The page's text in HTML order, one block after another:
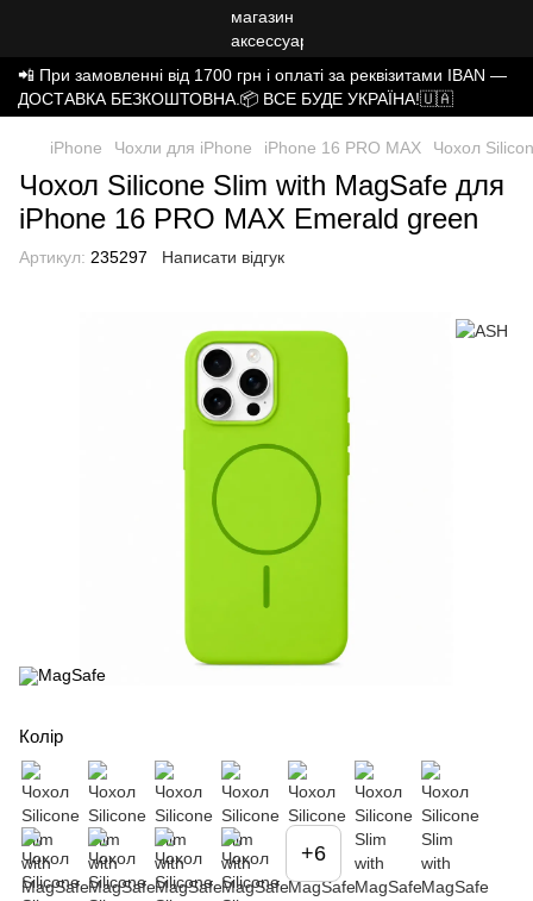
📲 При замовленні від 1700 грн і оплаті за реквізитами IBAN —
ДОСТАВКА БЕЗКОШТОВНА.📦 ВСЕ БУДЕ УКРАЇНА!🇺🇦
iPhone Чохли для iPhone iPhone 16 PRO MAX Чохол
Чохол Silicone Slim with MagSafe для
iPhone 16 PRO MAX Emerald green
Артикул: 235297 Написати відгук
Колір
+6